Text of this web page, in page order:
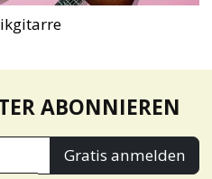
ABONNIEREN
Gratis anmelden